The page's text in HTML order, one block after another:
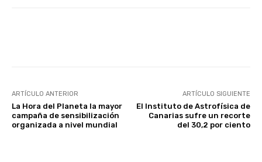
ARTÍCULO ANTERIOR
La Hora del Planeta la mayor
campaña de sensibilización
organizada a nivel mundial
ARTÍCULO SIGUIENTE
El Instituto de Astrofísica de
Canarias sufre un recorte
del 30,2 por ciento